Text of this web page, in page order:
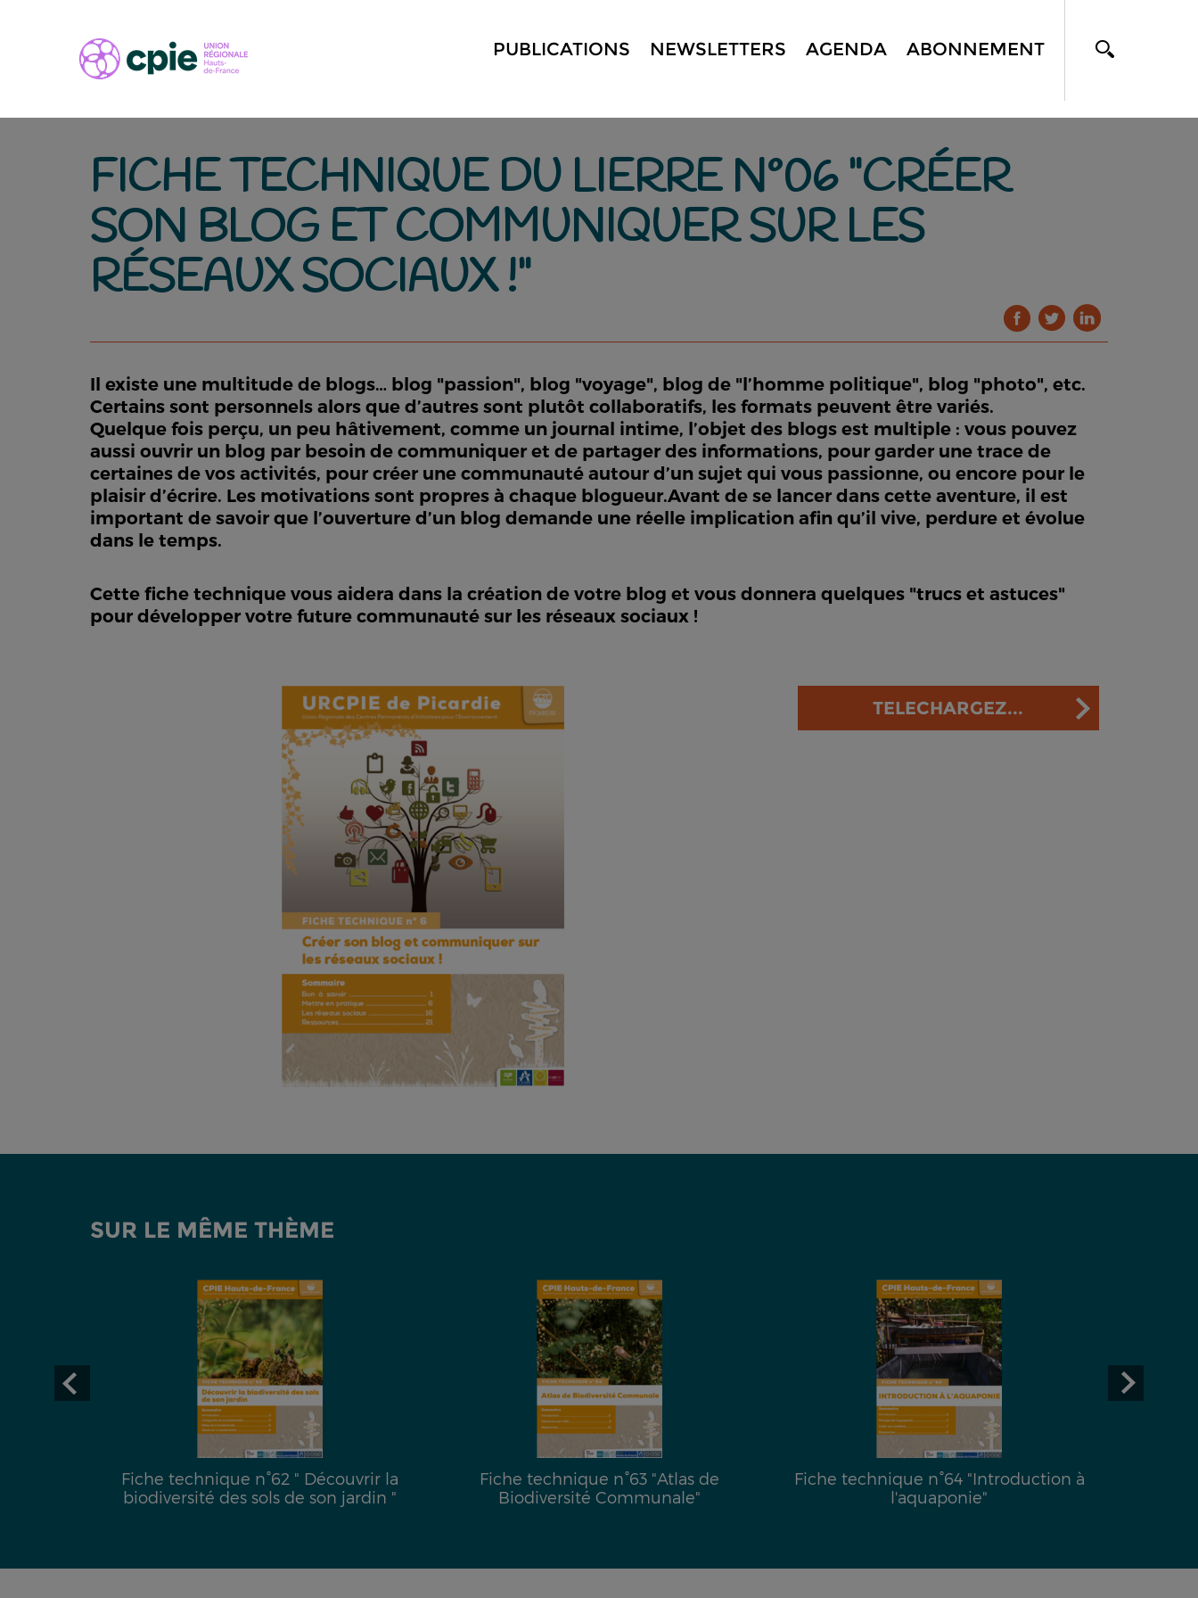
PUBLICATIONS NEWSLETTERS AGENDA ABONNEMENT
FICHE TECHNIQUE DU LIERRE N°06 "CRÉER
SON BLOG ET COMMUNIQUER SUR LES
RÉSEAUX SOCIAUX !"
Il existe une multitude de blogs… blog "passion", blog "voyage", blog de "l’homme politique", blog "photo", etc.
Certains sont personnels alors que d’autres sont plutôt collaboratifs, les formats peuvent être variés.
Quelque fois perçu, un peu hâtivement, comme un journal intime, l’objet des blogs est multiple : vous pouvez
aussi ouvrir un blog par besoin de communiquer et de partager des informations, pour garder une trace de
certaines de vos activités, pour créer une communauté autour d’un sujet qui vous passionne, ou encore pour le
plaisir d’écrire. Les motivations sont propres à chaque blogueur.Avant de se lancer dans cette aventure, il est
important de savoir que l’ouverture d’un blog demande une réelle implication afin qu’il vive, perdure et évolue
dans le temps.
Cette fiche technique vous aidera dans la création de votre blog et vous donnera quelques "trucs et astuces"
pour développer votre future communauté sur les réseaux sociaux !
TELECHARGEZ...
SUR LE MÊME THÈME
Fiche technique n°62 " Découvrir la
biodiversité des sols de son jardin "
Fiche technique n°63 "Atlas de
Biodiversité Communale"
Fiche technique n°64 "Introduction à
l'aquaponie"